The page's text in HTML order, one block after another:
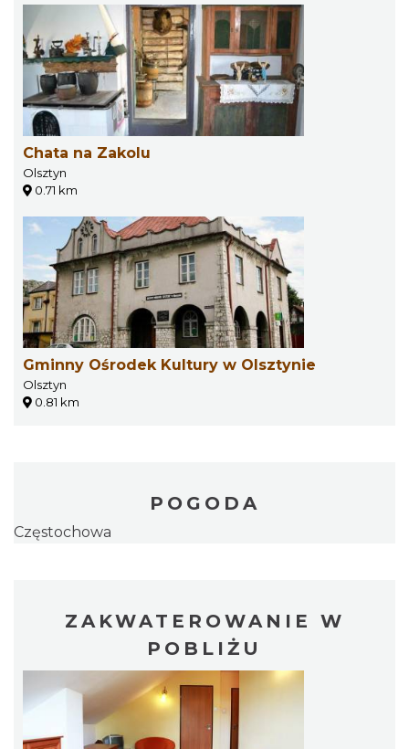
Chata na Zakolu
Olsztyn
0.71 km
Gminny Ośrodek Kultury w Olsztynie
Olsztyn
0.81 km
POGODA
Częstochowa
ZAKWATEROWANIE W
POBLIŻU